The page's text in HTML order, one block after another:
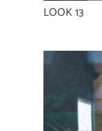
LOOK 13